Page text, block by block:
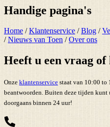
Handige pagina's
Home /Klantenservice /Blog /
/Nieuws van Toen /Over ons
Heeft u een vraag of
Onze klantenservice staat van 10:00 to
beantwoorden. Buiten deze tijden
doorgaans binnen 24 uur!